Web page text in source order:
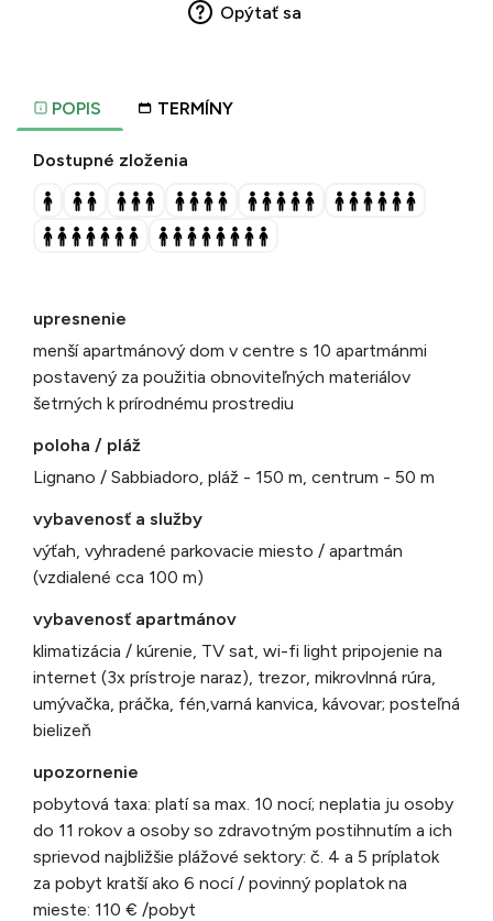
POPIS TERMÍNY
Dostupné zloženia
upresnenie
menší apartmánový dom v centre s 10 apartmánmi
postavený za použitia obnoviteľných materiálov
šetrných k prírodnému prostrediu
poloha / pláž
Lignano / Sabbiadoro, pláž - 150 m, centrum - 50 m
vybavenosť a služby
výťah, vyhradené parkovacie miesto / apartmán
(vzdialené cca 100 m)
vybavenosť apartmánov
klimatizácia / kúrenie, TV sat, wi-fi light pripojenie na
internet (3x prístroje naraz), trezor, mikrovlnná rúra,
umývačka, práčka, fén,varná kanvica, kávovar; posteľná
bielizeň
upozornenie
pobytová taxa: platí sa max. 10 nocí; neplatia ju osoby
do 11 rokov a osoby so zdravotným postihnutím a ich
sprievod najbližšie plážové sektory: č. 4 a 5 príplatok
za pobyt kratší ako 6 nocí / povinný poplatok na
mieste: 110 € /pobyt
Opýtať sa